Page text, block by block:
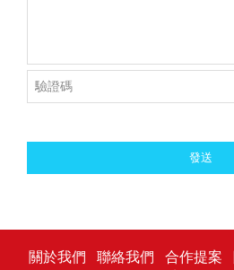
關於我們 聯絡我們 合作提案